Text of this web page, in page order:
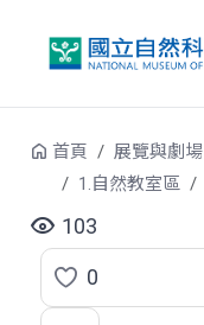
首頁 展覽與劇場
1.自然教室區
103
點
0